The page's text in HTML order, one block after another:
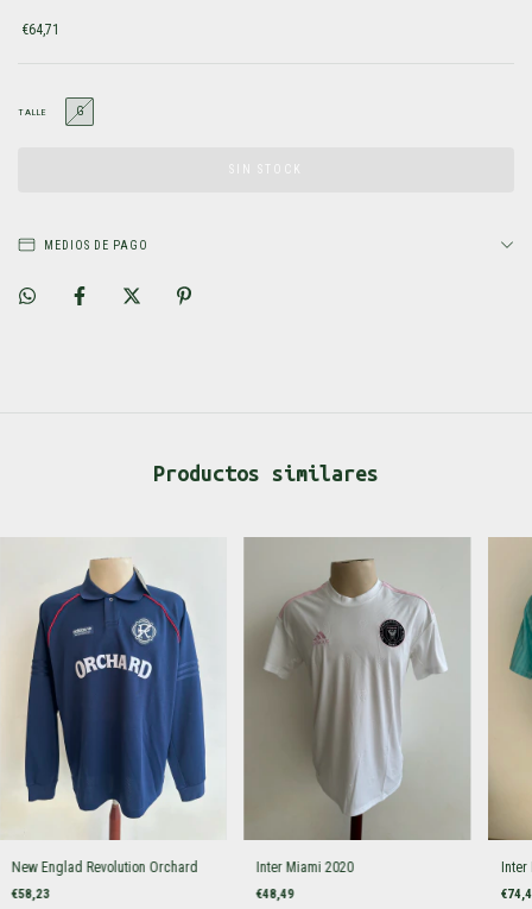
€64,71
TALLE G
MEDIOS DE PAGO
Productos similares
New Englad Revolution Orchard
€58,23
Inter Miami 2020
€48,49
Inter